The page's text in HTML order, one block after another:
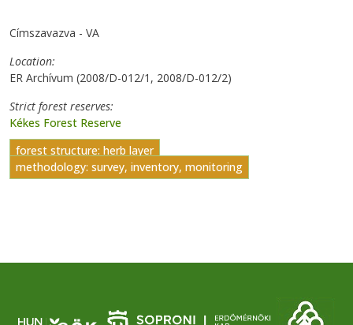
Címszavazva - VA
Location
ER Archívum (2008/D-012/1, 2008/D-012/2)
Strict forest reserves
Kékes Forest Reserve
forest structure: herb layer
methodology: survey, inventory, monitoring